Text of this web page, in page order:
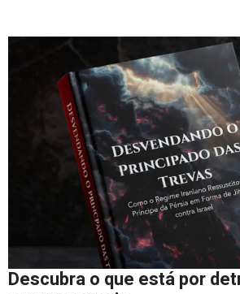
Descubra o que está por